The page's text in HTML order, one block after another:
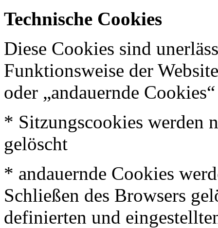
Technische Cookies
Diese Cookies sind
Funktionsweise der
oder „andauernde
* Sitzungscookies werden
gelöscht
* andauernde Cookies
Schließen des Browsers
definierten und